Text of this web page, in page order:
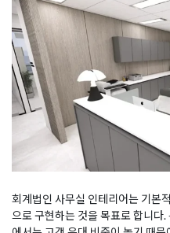
회계법인 사무실 인테리어는 기본
으로 구현하는 것을 목표로 합니다